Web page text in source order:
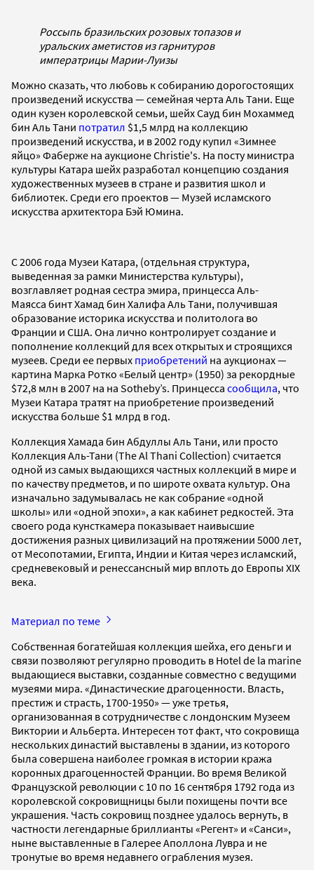
Россыпь бразильских розовых топазов и
уральских аметистов из гарнитуров
императрицы Марии-Луизы
Можно сказать, что любовь к собиранию дорогостоящих
произведений искусства — семейная черта Аль Тани. Еще
один кузен королевской семьи, шейх Сауд бин Мохаммед
бин Аль Тани потратил $1,5 млрд на коллекцию
произведений искусства, и в 2002 году купил «Зимнее
яйцо» Фаберже на аукционе Christie's. На посту министра
культуры Катара шейх разработал концепцию создания
художественных музеев в стране и развития школ и
библиотек. Среди его проектов — Музей исламского
искусства архитектора Бэй Юмина.
С 2006 года Музеи Катара, (отдельная структура,
выведенная за рамки Министерства культуры),
возглавляет родная сестра эмира, принцесса Аль-
Маясса бинт Хамад бин Халифа Аль Тани, получившая
образование историка искусства и политолога во
Франции и США. Она лично контролирует создание и
пополнение коллекций для всех открытых и строящихся
музеев. Среди ее первых приобретений на аукционах —
картина Марка Ротко «Белый центр» (1950) за рекордные
$72,8 млн в 2007 на на Sotheby’s. Принцесса сообщила, что
Музеи Катара тратят на приобретение произведений
искусства больше $1 млрд в год.
Коллекция Хамада бин Абдуллы Аль Тани, или просто
Коллекция Аль-Тани (The Al Thani Collection) считается
одной из самых выдающихся частных коллекций в мире и
по качеству предметов, и по широте охвата культур. Она
изначально задумывалась не как собрание «одной
школы» или «одной эпохи», а как кабинет редкостей. Эта
своего рода кунсткамера показывает наивысшие
достижения разных цивилизаций на протяжении 5000 лет,
от Месопотамии, Египта, Индии и Китая через исламский,
средневековый и ренессансный мир вплоть до Европы XIX
века.
Материал по теме
Собственная богатейшая коллекция шейха, его деньги и
связи позволяют регулярно проводить в Hotel de la marine
выдающиеся выставки, созданные совместно с ведущими
музеями мира. «Династические драгоценности. Власть,
престиж и страсть, 1700-1950» — уже третья,
организованная в сотрудничестве с лондонским Музеем
Виктории и Альберта. Интересен тот факт, что сокровища
нескольких династий выставлены в здании, из которого
была совершена наиболее громкая в истории кража
коронных драгоценностей Франции. Во время Великой
Французской революции с 10 по 16 сентября 1792 года из
королевской сокровищницы были похищены почти все
украшения. Часть сокровищ позднее удалось вернуть, в
частности легендарные бриллианты «Регент» и «Санси»,
ныне выставленные в Галерее Аполлона Лувра и не
тронутые во время недавнего ограбления музея.